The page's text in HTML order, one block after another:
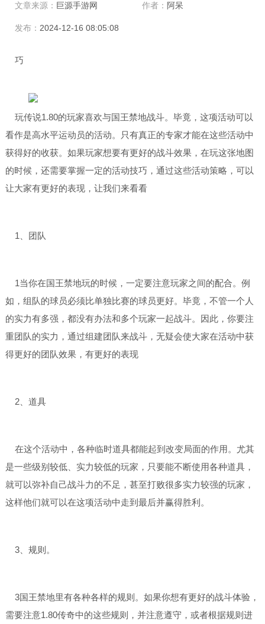
文章来源： 巨源手游网 作者： 阿呆
发布： 2024-12-16 08:05:08
巧
玩传说1.80的玩家喜欢与国王禁地战斗。毕竟，这项活动可以
看作是高水平运动员的活动。只有真正的专家才能在这些活动中
获得好的收获。如果玩家想要有更好的战斗效果，在玩这张地图
的时候，还需要掌握一定的活动技巧，通过这些活动策略，可以
让大家有更好的表现，让我们来看看
1、团队
1当你在国王禁地玩的时候，一定要注意玩家之间的配合。例
如，组队的球员必须比单独比赛的球员更好。毕竟，不管一个人
的实力有多强，都没有办法和多个玩家一起战斗。因此，你要注
重团队的实力，通过组建团队来战斗，无疑会使大家在活动中获
得更好的团队效果，有更好的表现
2、道具
在这个活动中，各种临时道具都能起到改变局面的作用。尤其
是一些级别较低、实力较低的玩家，只要能不断使用各种道具，
就可以弥补自己战斗力的不足，甚至打败很多实力较强的玩家，
这样他们就可以在这项活动中走到最后并赢得胜利。
3、规则。
3国王禁地里有各种各样的规则。如果你想有更好的战斗体验，
需要注意1.80传奇中的这些规则，并注意遵守，或者根据规则进